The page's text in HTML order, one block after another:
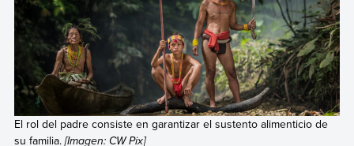
El rol del padre consiste en garantizar el sustento alimenticio de
su familia.[Imagen: CW Pix]